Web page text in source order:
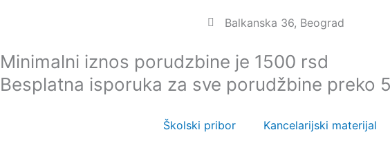
Balkanska 36, Beograd
Minimalni iznos porudzbine je 1500 rsd
Besplatna isporuka za sve porudžbine preko
Školski pribor Kancelarijski materijal